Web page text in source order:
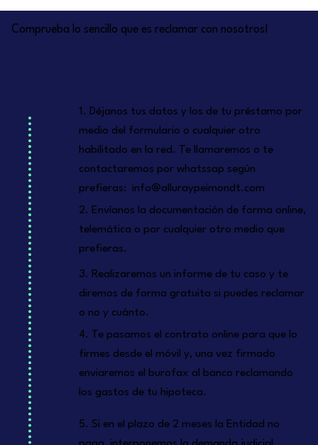
Comprueba lo sencillo que es reclamar con nosotros!
1. Déjanos tus datos y los de tu préstamo por
medio del formulario o cualquier otro
habilitado en la red. Te llamaremos o te
contactaremos por whatssap según
prefieras: info@alluraypeimondt.com
2. Envíanos la documentación de forma online,
telemática o por cualquier otro medio que
prefieras.
3. Realizaremos un informe de tu caso y te
diremos de forma gratuita si puedes reclamar
o no y cuánto.
4. Te pasamos el contrato online para que lo
firmes desde el móvil y, una vez firmado
enviaremos el burofax al banco reclamando
los gastos de tu hipoteca.
5. Si en el plazo de 2 meses la Entidad no